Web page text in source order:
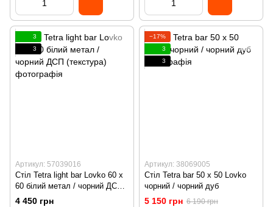
3
3
Артикул: 57039016
Стіл Tetra light bar Lovko 60 х
60 білий метал / чорний ДСП
(текстура)
4 450 грн
−17%
3
3
Артикул: 38069005
Стіл Tetra bar 50 х 50 Lovko
чорний / чорний дуб
5 150 грн 6 190 грн